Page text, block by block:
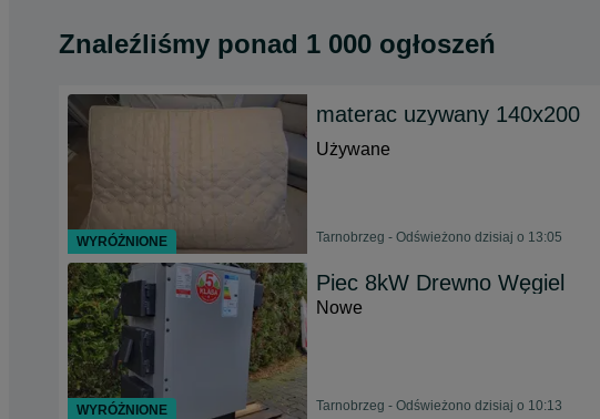
Znaleźliśmy ponad 1 000 ogłoszeń
materac uzywany 140x200
Używane
Tarnobrzeg - Odświeżono dzisiaj o 13:05
Piec 8kW Drewno Węgiel
Nowe
Tarnobrzeg - Odświeżono dzisiaj o 10:13
WYRÓŻNIONE
WYRÓŻNIONE